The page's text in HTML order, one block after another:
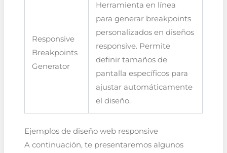
Responsive
Breakpoints
Generator
Herramienta en línea
para generar breakpoints
personalizados en diseños
responsive. Permite
definir tamaños de
pantalla específicos para
ajustar automáticamente
el diseño.
Ejemplos de diseño web responsive
A continuación, te presentaremos algunos